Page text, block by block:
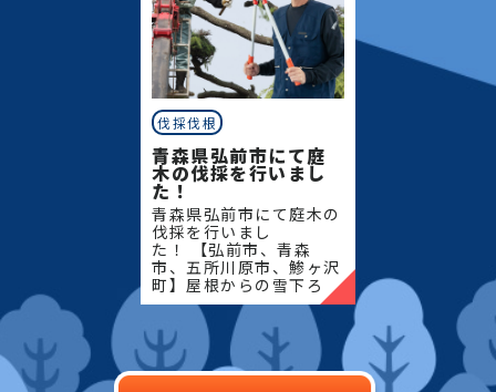
伐採伐根
青森県弘前市にて庭
木の伐採を行いまし
た！
青森県弘前市にて庭木の
伐採を行いまし
た！ 【弘前市、青森
市、五所川原市、鯵ヶ沢
町】屋根からの雪下ろ
し・除雪・排雪などの作
業もお任せください！地
域密着で伐採・抜根・剪
定・草刈りなどのお庭の
こと、造園・